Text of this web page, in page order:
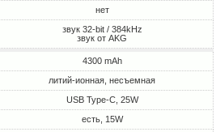
нет
звук 32-bit / 384kHz
звук от AKG
4300 mAh
литий-ионная, несъемная
USB Type-C, 25W
есть, 15W